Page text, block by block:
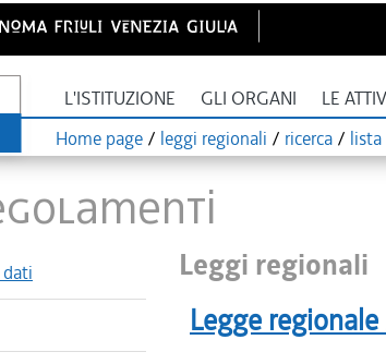
L'ISTITUZIONE GLI ORGANI LE
Home page / leggi regionali / ricerca / lista
Leggi regionali
Legge regionale